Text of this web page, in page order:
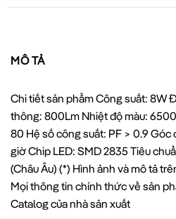
MÔ TẢ
Chi tiết sản phẩm Công suất: 8W
thông: 800Lm Nhiệt độ màu:
80 Hệ số công suất: PF > 0.9 Góc
giờ Chip LED: SMD 2835 Tiêu
(Châu Âu) (*) Hình ảnh và mô tả
Mọi thông tin chính thức về sản
Catalog của nhà sản xuất